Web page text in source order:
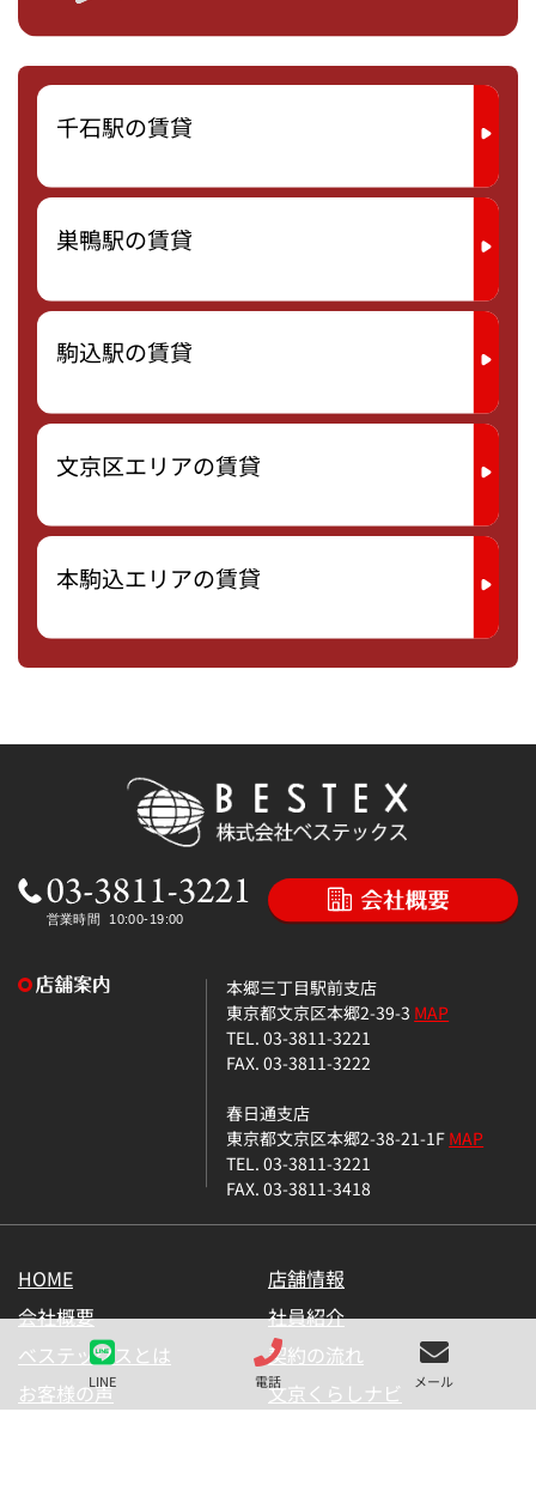
LINE 電話 メール
千石駅の賃貸
巣鴨駅の賃貸
駒込駅の賃貸
文京区エリアの賃貸
本駒込エリアの賃貸
本郷三丁目駅前支店
東京都文京区本郷2-39-3 MAP
TEL. 03-3811-3221
FAX. 03-3811-3222
春日通支店
東京都文京区本郷2-38-21-1FMAP
TEL. 03-3811-3221
FAX. 03-3811-3418
HOME
店舗情報
会社概要
社員紹介
ベステックスとは
契約の流れ
お客様の声
文京くらしナビ